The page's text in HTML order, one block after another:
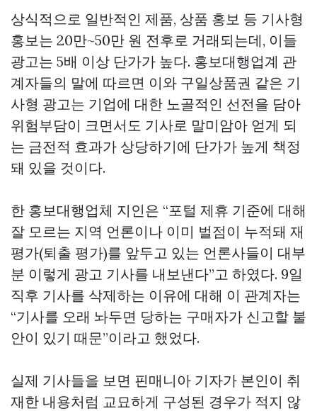
상식적으로 일반적인 제품, 상품 홍보 등 기사형
홍보는 20만~50만 원 전후로 거래되는데, 이들
광고는 5배 이상 단가가 높다. 홍보대행업계 관
계자들의 말에 따르면 이와 구일상품권 같은 기
사형 광고는 기업에 대한 노골적인 선전을 담아
위험부담이 크면서도 기사로 말미암아 얻게 되
는 금전적 효과가 상당하기에 단가가 높게 책정
돼 있을 것이다.
한 홍보대행업체 지인은 “포털 제휴 기준에 대해
잘 모르는 지역 언론이나 이미 벌점이 누적돼 재
평가(퇴출 평가)를 앞두고 있는 언론사들이 대부
분 이렇게 광고 기사를 내보낸다”고 하였다. 9일
직후 기사를 삭제하는 이유에 대해 이 관계자는
“기사를 오래 놔두면 당하는 구매자가 신고할 불
안이 있기 때문”이라고 했었다.
실제 기사들을 보면 핀매니아 기자가 본인이 취
재한 내용처럼 교묘하게 구성된 경우가 적지 않